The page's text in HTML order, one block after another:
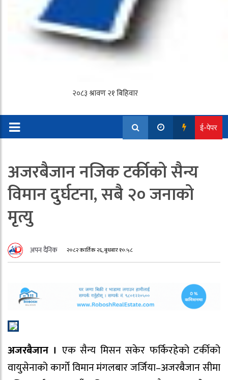
ई-पेपर
अजरबैजान नजिक टर्कीको सैन्य
विमान दुर्घटना, सबै २० जनाको
मृत्यु
अपन दैनिक २०८२ कार्तिक २६, बुधबार १०:५८
अजरबैजान । एक सैन्य मिसन सकेर फर्किरहेको टर्कीको
वायुसेनाको कार्गो विमान मंगलबार जर्जिया–अजरबैजान सीमा